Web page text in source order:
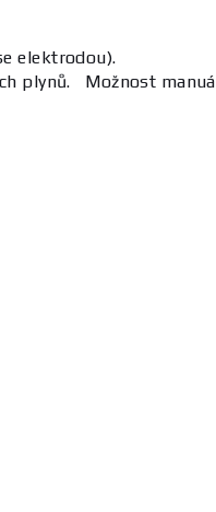
elektrodou).
plynů. Možnost